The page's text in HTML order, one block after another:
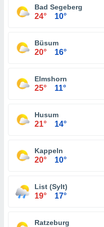
Bad Segeberg
24° 10°
Büsum
20° 16°
Elmshorn
25° 11°
Husum
21° 14°
Kappeln
20° 10°
List (Sylt)
19° 17°
Ratzeburg